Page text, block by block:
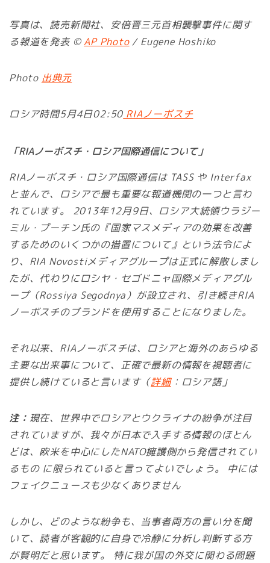
写真は、読売新聞社、安倍晋三元首相襲撃事件に関す
る報道を発表 ©AP Photo/ Eugene Hoshiko
Photo 出典元
ロシア時間5月4日02:50 RIAノーボスチ
「RIAノーボスチ・ロシア国際通信について」
RIAノーボスチ・ロシア国際通信は TASS や Interfax
と並んで、ロシアで最も重要な報道機関の一つと言わ
れています。 2013年12月9日、ロシア大統領ウラジー
ミル・プーチン氏の『国家マスメディアの効果を改善
するためのいくつかの措置について』という法令によ
り、RIA Novostiメディアグループは正式に解散しまし
たが、代わりにロシヤ・セゴドニャ国際メディアグル
ープ（Rossiya Segodnya）が設立され、引き続きRIA
ノーボスチのブランドを使用することになりました。
それ以来、RIAノーボスチは、ロシアと海外のあらゆる
主要な出来事について、正確で最新の情報を視聴者に
提供し続けていると言います（詳細：ロシア語」
注： 現在、世界中でロシアとウクライナの紛争が注目
されていますが、我々が日本で入手する情報のほとん
どは、欧米を中心にしたNATO擁護側から発信されてい
るもの に限られていると言ってよいでしょう。 中には
フェイクニュースも少なくありません
しかし、どのような紛争も、当事者両方の言い分を聞
いて、読者が客観的に自身で冷静に分析し判断する方
が賢明だと思います。 特に我が国の外交に関わる問題